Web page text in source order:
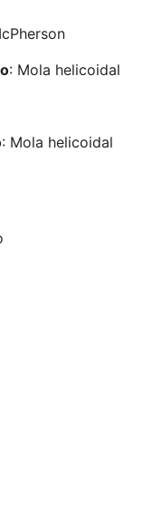
: Mola helicoidal
: Mola helicoidal